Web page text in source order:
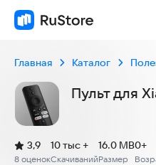
Главная Каталог
Пульт для
Рейтинг:
3,9
(
8 оценок
)
Скачиваний
10 тыс +
Размер
16.0 MB0+